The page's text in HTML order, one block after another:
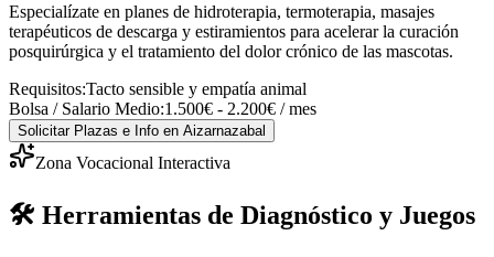
Especialízate en planes de hidroterapia, termoterapia, masajes
terapéuticos de descarga y estiramientos para acelerar la curación
posquirúrgica y el tratamiento del dolor crónico de las mascotas.
Requisitos:Tacto sensible y empatía animal
Bolsa / Salario Medio:1.500€ - 2.200€ / mes
Solicitar Plazas e Info en Aizarnazabal
Zona Vocacional Interactiva
🛠️ Herramientas de Diagnóstico y Juegos